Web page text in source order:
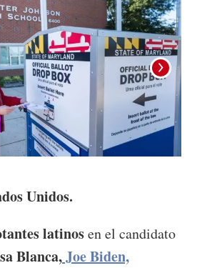
Unidos.
latinosen el candidato
Blanca,Joe Biden,